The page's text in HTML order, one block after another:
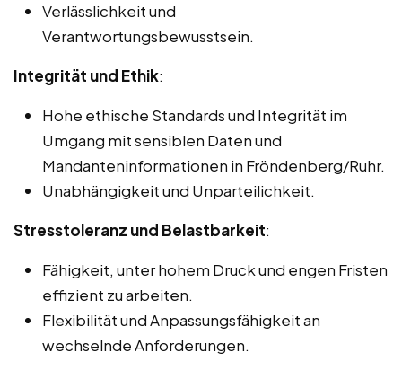
Verlässlichkeit und
Verantwortungsbewusstsein.
Integrität und Ethik:
Hohe ethische Standards und Integrität im
Umgang mit sensiblen Daten und
Mandanteninformationen in Fröndenberg/Ruhr.
Unabhängigkeit und Unparteilichkeit.
Stresstoleranz und Belastbarkeit:
Fähigkeit, unter hohem Druck und engen Fristen
effizient zu arbeiten.
Flexibilität und Anpassungsfähigkeit an
wechselnde Anforderungen.